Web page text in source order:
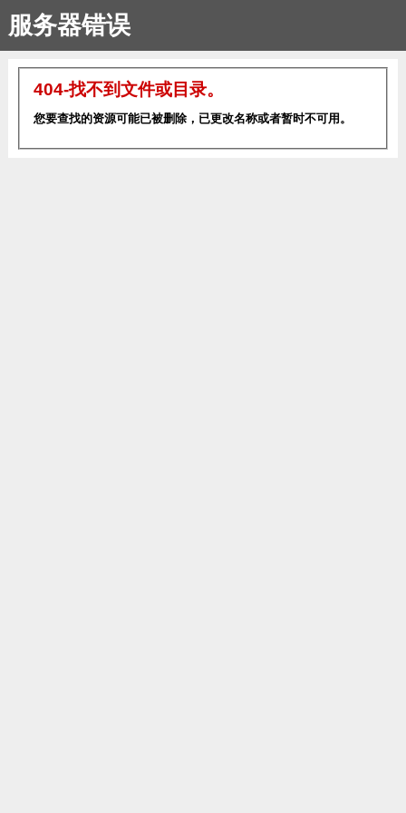
服务器错误
404-找不到文件或目录。
您要查找的资源可能已被删除，已更改名称或者暂时不可用。